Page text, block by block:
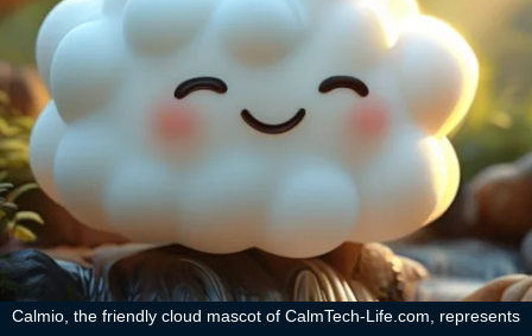
Calmio, the friendly cloud mascot of CalmTech-Life.com, represents